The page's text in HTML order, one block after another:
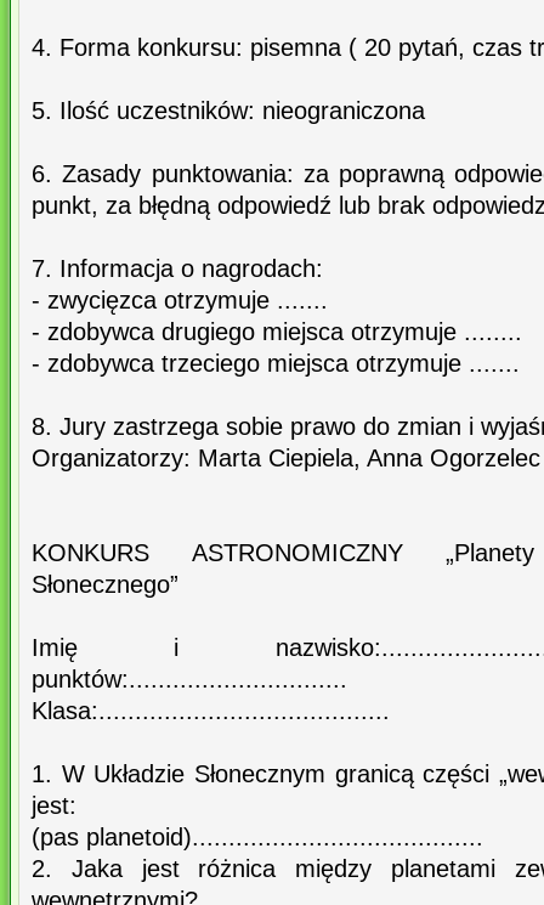
4. Forma konkursu: pisemna ( 20 pytań, czas
5. Ilość uczestników: nieograniczona
6. Zasady punktowania: za poprawną
punkt, za błędną odpowiedź lub brak
7. Informacja o nagrodach:
- zwycięzca otrzymuje .......
- zdobywca drugiego miejsca otrzymuje ........
- zdobywca trzeciego miejsca otrzymuje .......
8. Jury zastrzega sobie prawo do zmian i
Organizatorzy: Marta Ciepiela, Anna Ogorzelec
KONKURS ASTRONOMICZNY
Słonecznego”
Imię i
punktów:..............................
Klasa:........................................
1. W Układzie Słonecznym granicą części
jest:
(pas planetoid)........................................
2. Jaka jest różnica między planetami